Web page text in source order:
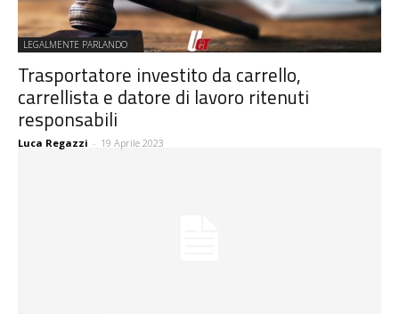
LEGALMENTE PARLANDO
Trasportatore investito da carrello,
carrellista e datore di lavoro ritenuti
responsabili
Luca Regazzi - 19 Aprile 2023